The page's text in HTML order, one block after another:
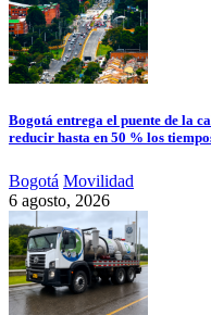
Bogotá entrega el puente de la
reducir hasta en 50 % los
Bogotá Movilidad
6 agosto, 2026